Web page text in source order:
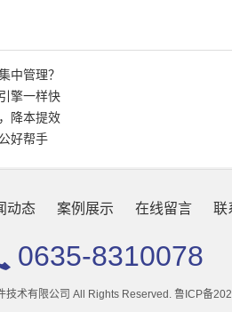
中管理？
擎一样快
降本提效
好帮手
动态 案例展示 在线留言 联
0635-8310078
术有限公司 All Rights Reserved. 鲁ICP备